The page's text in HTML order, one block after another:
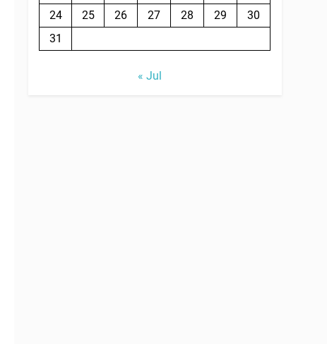
24
25 26 27 28 29
30
31
« Jul